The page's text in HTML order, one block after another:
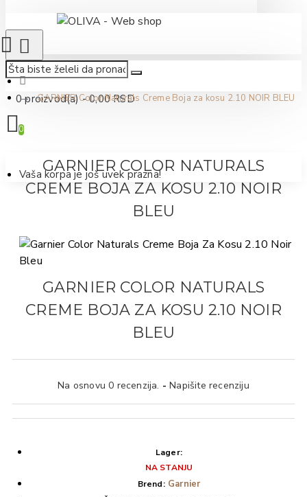
0 proizvod(a) - 0,00 RSD
0
Vaša korpa je još uvek prazna!
GARNIER Color Naturals Creme Boja za kosu 2.10 NOIR BLEU
GARNIER COLOR NATURALS
CREME BOJA ZA KOSU 2.10 NOIR
BLEU
GARNIER COLOR NATURALS
CREME BOJA ZA KOSU 2.10 NOIR
BLEU
Na osnovu 0 recenzija. - Napišite recenziju
Lager:
NA STANJU
Brend: Garnier